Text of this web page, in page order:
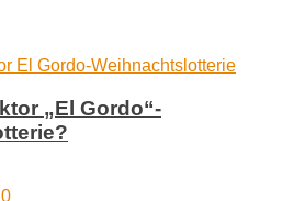
„El Gordo“-
0